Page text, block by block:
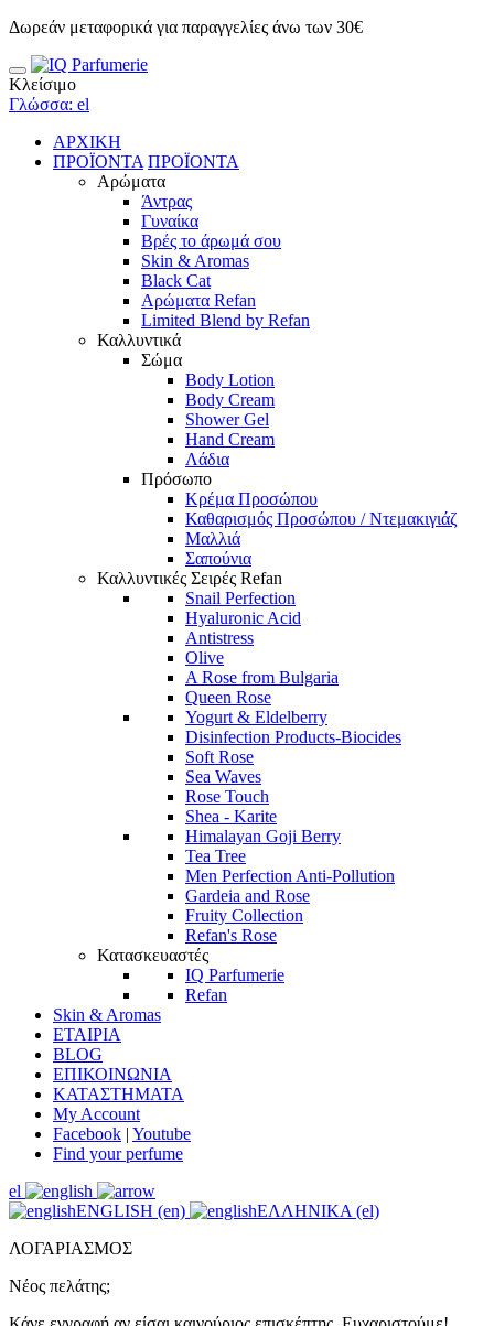
Δωρεάν μεταφορικά για παραγγελίες άνω των 30€
Κλείσιμο
Γλώσσα: el
ΑΡΧΙΚΗ
ΠΡΟΪΟΝΤΑ ΠΡΟΪΟΝΤΑ
Αρώματα
Άντρας
Γυναίκα
Βρές το άρωμά σου
Skin & Aromas
Black Cat
Αρώματα Refan
Limited Blend by Refan
Καλλυντικά
Σώμα
Body Lotion
Body Cream
Shower Gel
Hand Cream
Λάδια
Πρόσωπο
Κρέμα Προσώπου
Καθαρισμός Προσώπου / Ντεμακιγιάζ
Μαλλιά
Σαπούνια
Καλλυντικές Σειρές Refan
Snail Perfection
Hyaluronic Acid
Antistress
Olive
A Rose from Bulgaria
Queen Rose
Yogurt & Eldelberry
Disinfection Products-Biocides
Soft Rose
Sea Waves
Rose Touch
Shea - Karite
Himalayan Goji Berry
Tea Tree
Men Perfection Anti-Pollution
Gardeia and Rose
Fruity Collection
Refan's Rose
Κατασκευαστές
IQ Parfumerie
Refan
Skin & Aromas
ΕΤΑΙΡΙΑ
BLOG
ΕΠΙΚΟΙΝΩΝΙΑ
ΚΑΤΑΣΤΗΜΑΤΑ
My Account
Facebook | Youtube
Find your perfume
el
ENGLISH (en)
ΕΛΛΗΝΙΚΑ (el)
ΛΟΓΑΡΙΑΣΜΟΣ
Νέος πελάτης;